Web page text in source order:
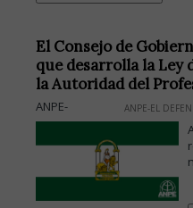
El Consejo de
que desarrolla la Ley
la Autoridad del
ANPE-EL
ANPE-